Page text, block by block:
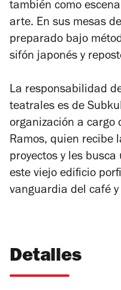
también como
arte. En sus mesas
preparado bajo
sifón japonés y
La responsabilidad
teatrales es de
organización a cargo
Ramos, quien recibe
proyectos y les
este viejo edificio
vanguardia del café
Detalles